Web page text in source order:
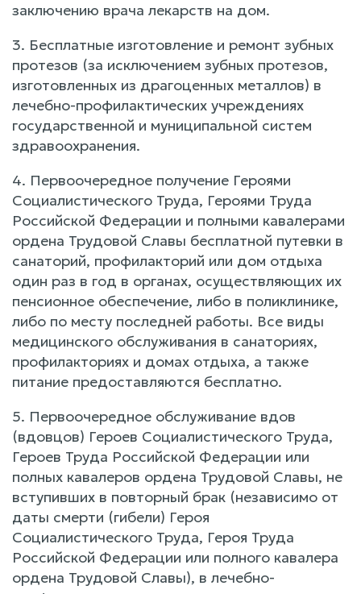
заключению врача лекарств на дом.
3. Бесплатные изготовление и ремонт зубных
протезов (за исключением зубных протезов,
изготовленных из драгоценных металлов) в
лечебно-профилактических учреждениях
государственной и муниципальной систем
здравоохранения.
4. Первоочередное получение Героями
Социалистического Труда, Героями Труда
Российской Федерации и полными кавалерами
ордена Трудовой Славы бесплатной путевки в
санаторий, профилакторий или дом отдыха
один раз в год в органах, осуществляющих их
пенсионное обеспечение, либо в поликлинике,
либо по месту последней работы. Все виды
медицинского обслуживания в санаториях,
профилакториях и домах отдыха, а также
питание предоставляются бесплатно.
5. Первоочередное обслуживание вдов
(вдовцов) Героев Социалистического Труда,
Героев Труда Российской Федерации или
полных кавалеров ордена Трудовой Славы, не
вступивших в повторный брак (независимо от
даты смерти (гибели) Героя
Социалистического Труда, Героя Труда
Российской Федерации или полного кавалера
ордена Трудовой Славы), в лечебно-